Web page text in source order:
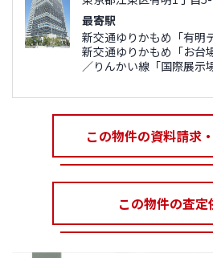
最寄駅
新交通ゆりかもめ「有明
新交通ゆりかもめ「お台
／りんかい線「国際展示
この物件の資料請求
この物件の査定